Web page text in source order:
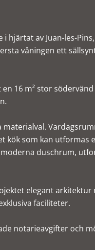
hjärtat av Juan-les-
våningen ett
16 m² stor
som kan utformas
duschrum,
elegant arkitektur
faciliteter.
notarieavgifter och